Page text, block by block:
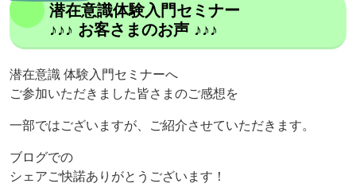
潜在意識体験入門セミナー
♪♪♪ お客さまのお声 ♪♪♪
潜在意識 体験入門セミナーへ
ご参加いただきました皆さまのご感想を
一部ではございますが、ご紹介させていただきます。
ブログでの
シェアご快諾ありがとうございます！